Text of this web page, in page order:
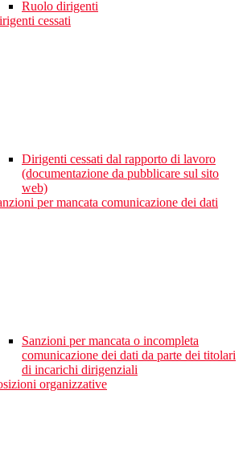
Ruolo dirigenti
cessati
Dirigenti cessati dal rapporto di lavoro
(documentazione da pubblicare sul sito
web)
per mancata comunicazione dei dati
Sanzioni per mancata o incompleta
comunicazione dei dati da parte dei titolari
di incarichi dirigenziali
organizzative